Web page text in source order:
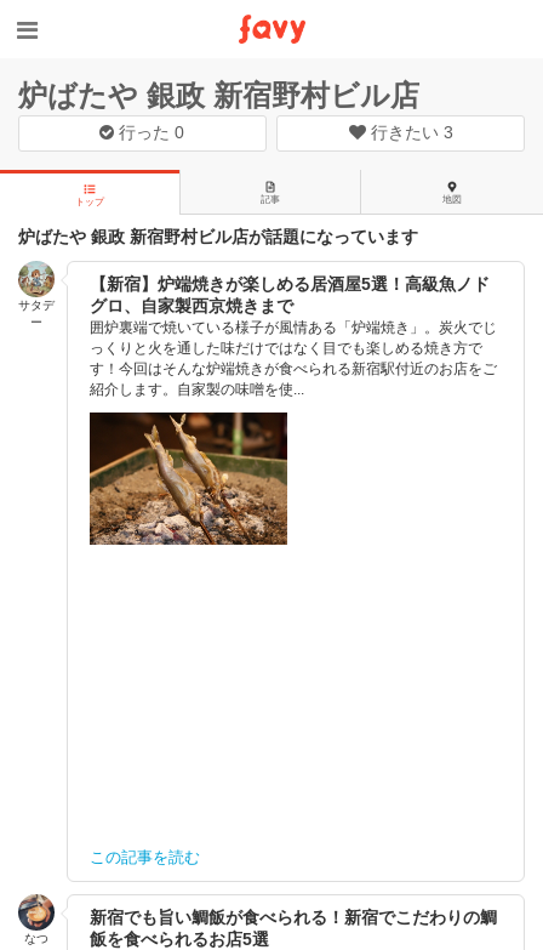
炉ばたや 銀政 新宿野村ビル店
行った0 行きたい 3
トップ 記事 地図
炉ばたや 銀政 新宿野村ビル店が話題になっています
サタデ
ー
【新宿】炉端焼きが楽しめる居酒屋5選！高級魚ノド
グロ、自家製西京焼きまで
囲炉裏端で焼いている様子が風情ある「炉端焼き」。炭火でじ
っくりと火を通した味だけではなく目でも楽しめる焼き方で
す！今回はそんな炉端焼きが食べられる新宿駅付近のお店をご
紹介します。自家製の味噌を使...
この記事を読む
なつ
新宿でも旨い鯛飯が食べられる！新宿でこだわりの鯛
飯を食べられるお店5選